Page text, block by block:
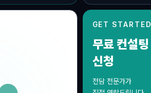
GET STARTED
무료 컨설팅
신청
전담 전문가가
규제대응
K-ETS · CBAM
Scope 3 · PCF